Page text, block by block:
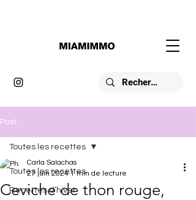
Post
Toutes les recettes
Recettes d’hiver
Toutes les recettes
Ceviche de thon rouge,
Carla Salachas
27 juin 2024 1 min de lecture